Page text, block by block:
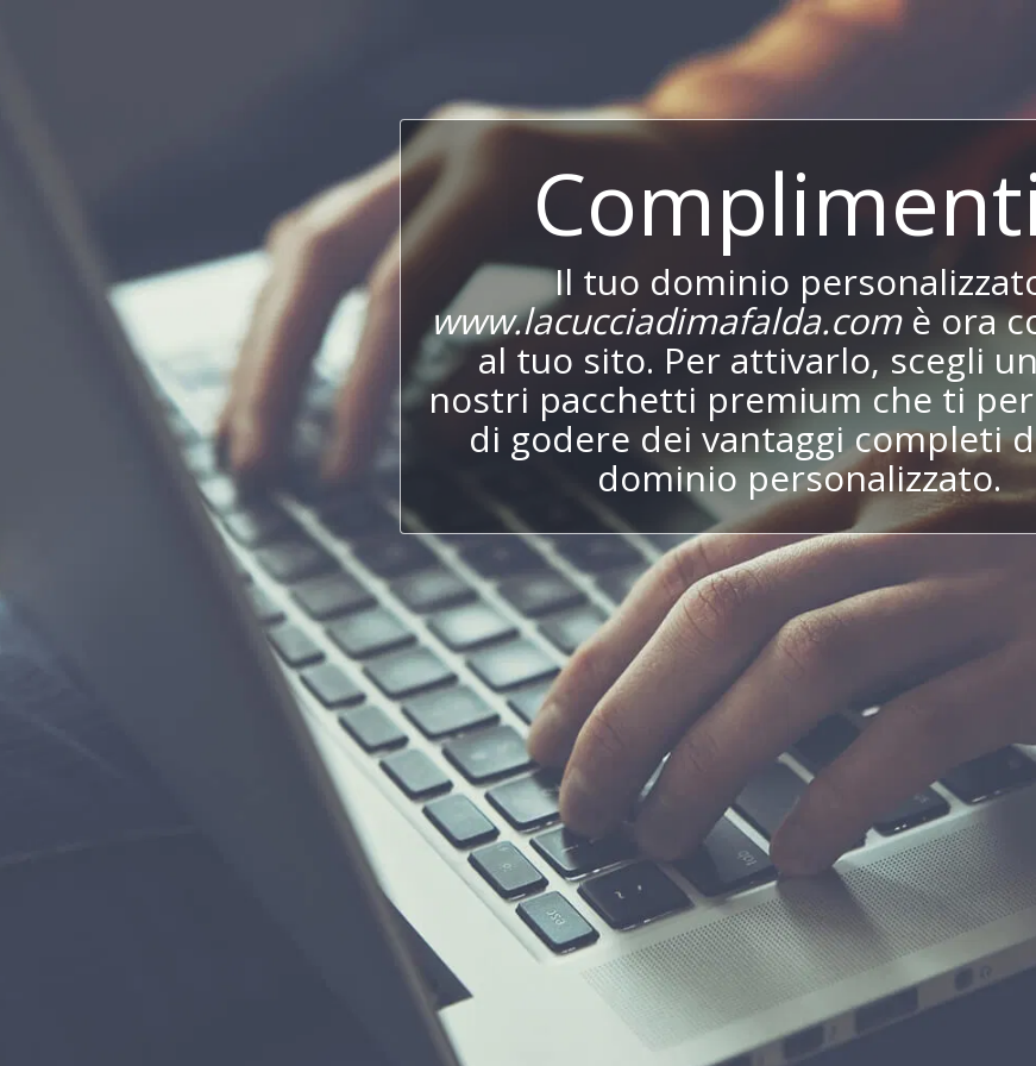
Il tuo dominio
www.lacucciadimafalda.comè ora
al tuo sito. Per attivarlo, scegli
nostri pacchetti premium che ti
di godere dei vantaggi completi
dominio personalizzato.